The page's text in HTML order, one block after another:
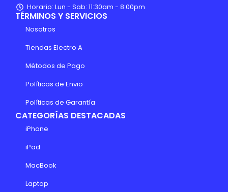
Horario: Lun - Sab: 11:30am - 8:00pm
TÉRMINOS Y SERVICIOS
Nosotros
Tiendas Electro A
Métodos de Pago
Políticas de Envio
Políticas de Garantía
CATEGORÍAS DESTACADAS
iPhone
iPad
MacBook
Laptop